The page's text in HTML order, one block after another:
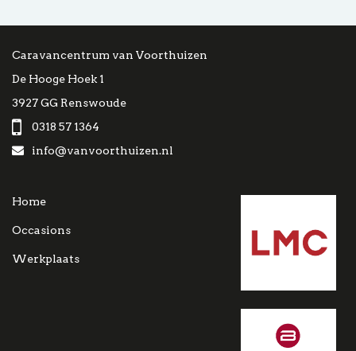
Caravancentrum van Voorthuizen
De Hooge Hoek 1
3927 GG Renswoude
0318 57 1364
info@vanvoorthuizen.nl
Home
Occasions
Werkplaats